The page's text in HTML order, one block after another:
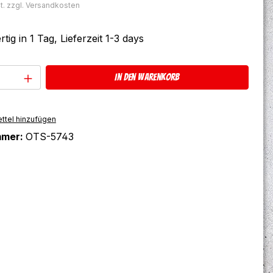
zzgl. Versandkosten
in 1 Tag, Lieferzeit 1-3 days
Anzahl: Gib den gewünschten Wert
In den Warenkorb
hinzufügen
OTS-5743